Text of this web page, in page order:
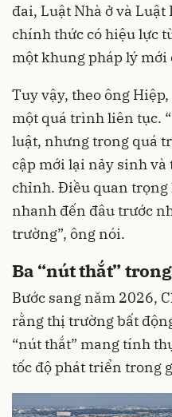
đai, Luật Nhà ở và
chính thức có hiệu lực
một khung pháp lý mới
Tuy vậy, theo ông
một quá trình liên tục.
luật, nhưng trong quá
cập mới lại nảy sinh
chỉnh. Điều quan trọng
nhanh đến đâu trước
trường”, ông nói.
Ba “nút thắt”
Bước sang năm 2026,
rằng thị trường bất
“nút thắt” mang tính
tốc độ phát triển trong